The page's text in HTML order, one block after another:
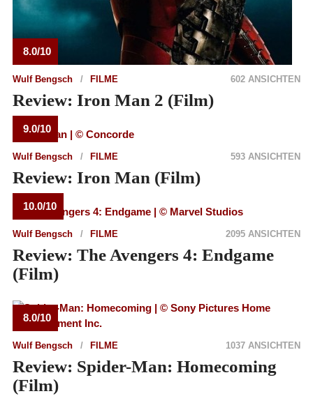
8.0/10
Wulf Bengsch FILME 602 ANSICHTEN
Review: Iron Man 2 (Film)
9.0/10
Wulf Bengsch FILME 593 ANSICHTEN
Review: Iron Man (Film)
10.0/10
Wulf Bengsch FILME 2095 ANSICHTEN
Review: The Avengers 4: Endgame
(Film)
8.0/10
Wulf Bengsch FILME 1037 ANSICHTEN
Review: Spider-Man: Homecoming
(Film)